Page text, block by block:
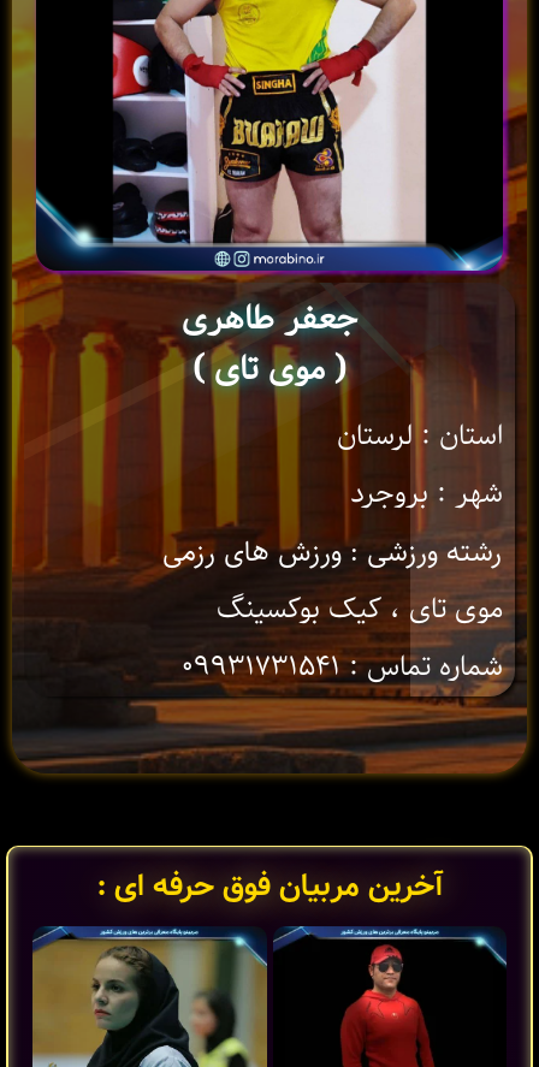
جعفر طاهری
( موی تای )
استان : لرستان
شهر : بروجرد
رشته ورزشی : ورزش های رزمی
موی تای ، کیک بوکسینگ
شماره تماس : ۰۹۹۳۱۷۳۱۵۴۱
آخرین مربیان فوق حرفه ای :